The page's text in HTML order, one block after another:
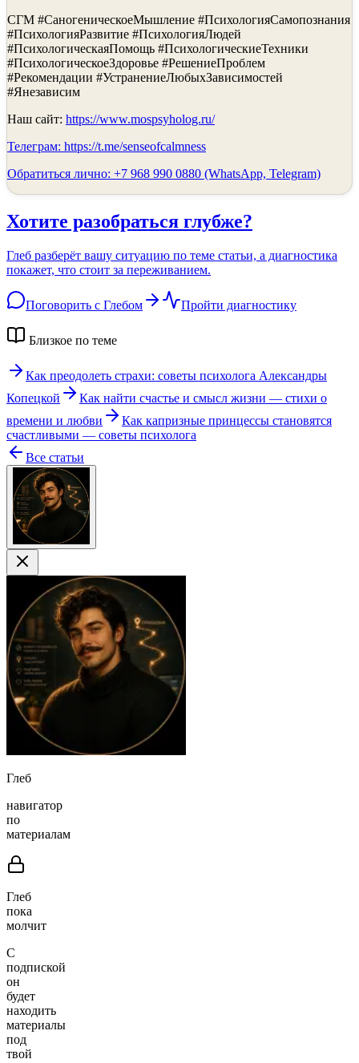
СГМ #СаногеническоеМышление #ПсихологияСамопознания
#ПсихологияРазвитие #ПсихологияЛюдей
#ПсихологическаяПомощь #ПсихологическиеТехники
#ПсихологическоеЗдоровье #РешениеПроблем
#Рекомендации #УстранениеЛюбыхЗависимостей
#Янезависим
Наш сайт: https://www.mospsyholog.ru/
Телеграм: https://t.me/senseofcalmness
Обратиться лично: +7 968 990 0880 (WhatsApp, Telegram)
Хотите разобраться глубже?
Глеб разберёт вашу ситуацию по теме статьи, а диагностика
покажет, что стоит за переживанием.
Поговорить с Глебом Пройти диагностику
Близкое по теме
Как преодолеть страхи: советы психолога Александры
Копецкой
Как найти счастье и смысл жизни — стихи о
времени и любви
Как капризные принцессы становятся
счастливыми — советы психолога
Все статьи
Глеб
навигатор
по
материалам
Глеб
пока
молчит
С
подпиской
он
будет
находить
материалы
под
твой